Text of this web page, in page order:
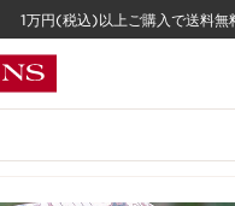
移動
1万円(税込)以上ご購入で送料無